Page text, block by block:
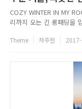
COZY WINTER IN MY
리까지 오는 긴 롱패딩을
는 이유에 대해 설명했다.
Theme 차주헌